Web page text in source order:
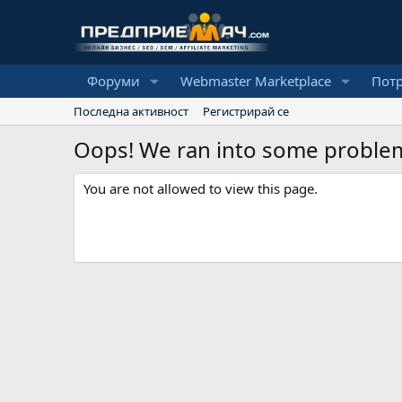
Форуми Webmaster Marketplace
Последна активност Регистрирай се
Oops! We ran into some
You are not allowed to view this page.